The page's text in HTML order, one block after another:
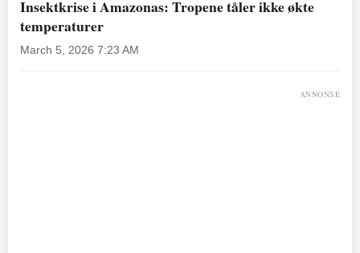
Insektkrise i Amazonas: Tropene tåler ikke økte
temperaturer
March 5, 2026 7:23 AM
ANNONSE